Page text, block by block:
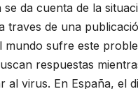
se da cuenta de la
traves de una
mundo sufre este
respuestas
al virus. En España, el